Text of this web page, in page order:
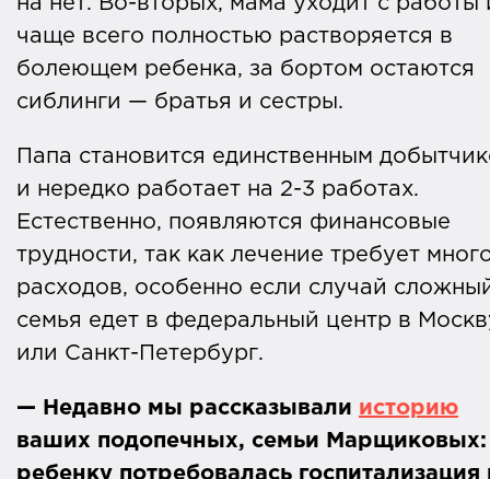
возникших в клетках. А значит,
достоверно определить,почему
раку ребенка, можно только в редких
случаях.
чаще всего полностью растворяется в
болеющем ребенка, за бортом остаются
сиблинги — братья и сестры.
Папа становится единственным
и нередко работает на 2-3 работах.
Естественно, появляются финансовые
трудности, так как лечение требует
расходов, особенно если случай
семья едет в федеральный центр в
или Санкт-Петербург.
— Недавно мы рассказывали историю
ваших подопечных, семьи Марщиковых:
ребенку потребовалась госпитализация